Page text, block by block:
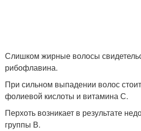
Слишком жирные волосы
рибофлавина.
При сильном выпадении волос
фолиевой кислоты и витамина С.
Перхоть возникает в результате
группы В.